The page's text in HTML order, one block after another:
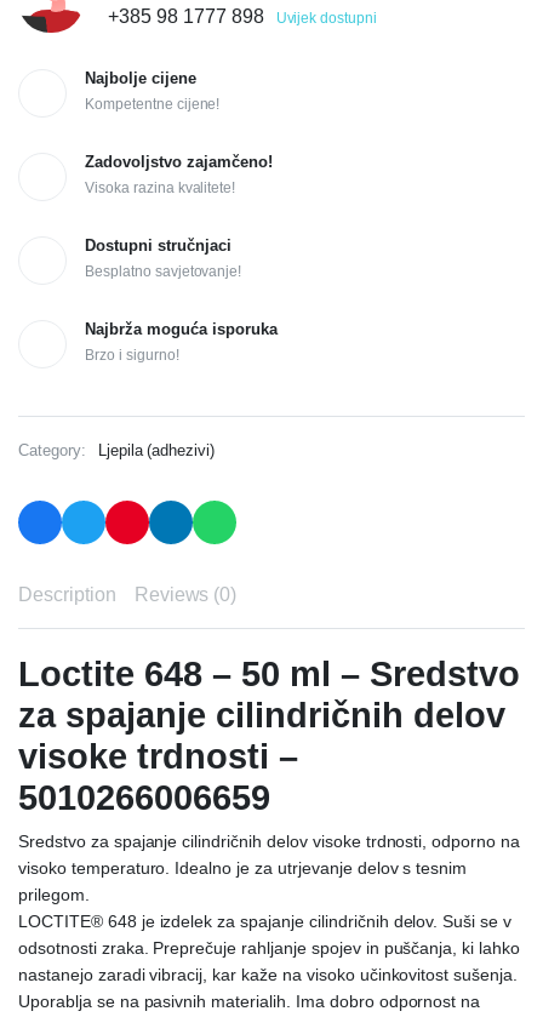
+385 98 1777 898 Uvijek dostupni
Najbolje cijene
Kompetentne cijene!
Zadovoljstvo zajamčeno!
Visoka razina kvalitete!
Dostupni stručnjaci
Besplatno savjetovanje!
Najbrža moguća isporuka
Brzo i sigurno!
Category: Ljepila (adhezivi)
Description Reviews (0)
Loctite 648 – 50 ml – Sredstvo
za spajanje cilindričnih delov
visoke trdnosti –
5010266006659
Sredstvo za spajanje cilindričnih delov visoke trdnosti, odporno na
visoko temperaturo. Idealno je za utrjevanje delov s tesnim
prilegom.
LOCTITE® 648 je izdelek za spajanje cilindričnih delov. Suši se v
odsotnosti zraka. Preprečuje rahljanje spojev in puščanja, ki lahko
nastanejo zaradi vibracij, kar kaže na visoko učinkovitost sušenja.
Uporablja se na pasivnih materialih. Ima dobro odpornost na